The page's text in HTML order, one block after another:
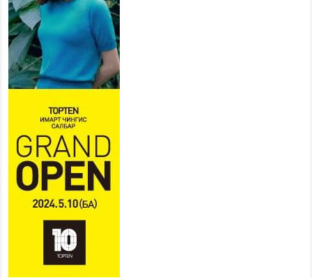
сэрэмжлэхийг нийслэлийн
Онцгой байдлын газраас анхааруулж байна
2026 оны 7 сар 20 / 9 цаг 09 минут
311 алба хаагч, 119 техник хэрэгсэлтэй ажиллаж
үер усны аюул, болзошгүй эрсдэлээс сэргийлж
байна
Аяллаа зөв төлөвлөхийг иргэдэд зөвлөж байна
2026 оны 7 сар 16 / 11 цаг 50 минут
Үер усны болзошгүй аюулаас сэргийлж,
холбогдох байгууллагууд өндөржүүлсэн бэлэн
байдалд ажиллаж байна
2026 оны 7 сар 15 / 13 цаг 06 минут
“Дэлхийн адууны өдөр”-т 15000 морьтон оролцож
2026 оны 7 сар 15 / 11 цаг 51 минут